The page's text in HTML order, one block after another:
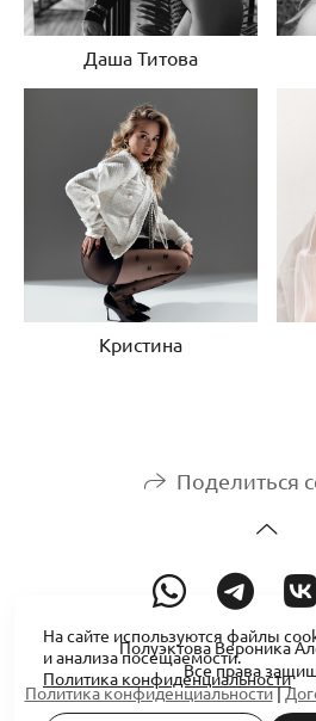
Даша Титова
Кристина
Поделиться
Полуэктова Вероника
Все права
Политика конфиденциальности|
На сайте используются файлы
и анализа посещаемости.
Политика конфиденциальности